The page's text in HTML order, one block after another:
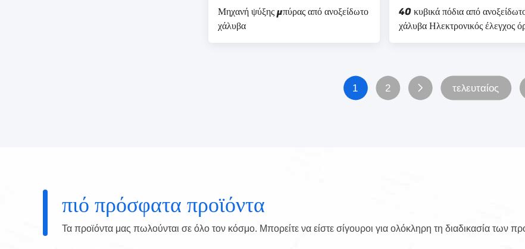
Μηχανή ψύξης μπύρας από ανοξείδωτο
χάλυβα
40 κυβικά πόδια από
χάλυβα Ηλεκτρονικός έλεγχος
ψυγείο χωρίς πάγο
1 2 τελευταίος
πιό πρόσφατα προϊόντα
Τα προϊόντα μας πωλούνται σε όλο τον κόσμο. Μπορείτε να είστε σίγουροι για ολόκληρη τη διαδικασία των